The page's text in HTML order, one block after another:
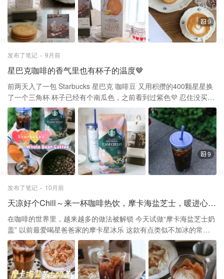
感，但又比普通黄油饼干松软 St Michel是来自法国西部的大西洋沿
岸， 是一个百年品牌，在法国🇫🇷家喻户晓 他们一直坚持手工工
艺，使用天然材料 这款法国黄油饼干更是他们的明星产品之一 被誉
为“可以吃的法式阳光” 它以高品质黄油、新鲜鸡蛋和小麦粉为主要
原料 不添加棕榈油、人造成分或防腐剂 确保每一口都能品尝到天然
轻微的焦糖甜味完美融合 特别适合作为下午茶点心，搭配咖啡超绝
它的复古包装更是先吸引到我的理由 包装设计采用典雅复古的法式
风格 既有现代简约感，又不失传统韵味 打开盒子又是独立的小小的
分享包 无论是作为日常小零食 还是送礼、招待客人，都是体面又美
味的选择 现在，就让这块经典的法国黄油饼干 唤醒你对美好生活的
热爱吧💕
9
发布了笔记 9月前
星巴克咖啡的香气里也有杯子的温度🤎
前两天入了一包 Starbucks 星巴克 咖啡豆 又用积攒的400颗星星换
了一个三角杯 杯子已经有个南瓜色，之前看到过紫色💜 忍住没买，
后来一直念念不忘 这次又遇见，看来缘分已到 年初就看上的杯子现
在算是“免费”拥有了 豆子和杯子都超级喜欢💕 星巴克卖咖啡豆卖的
是品质 而咖啡杯卖的一种情怀～ 先说说咖啡豆Starbucks
Guatemala Casi Cielo 之前在App看到首页有推，粉嫩的包装很爱
西班牙语：Casi Cielo，意为“接近天空” 象征豆子在高海拔，靠近云
层的环境生长 这是季节性豆子也是限量的豆子 它的味道带有柠檬，
橙香、花香调 余味，巧克力和可可，酸度适中，醇度顺滑 豆子的新
鲜度可以通过咖啡机的压力表来判断 做意式浓缩的时候，萃取时压
咖啡液面都被油脂所覆盖，用它简单做个冰美式 冰美式做法很简
单： 冰块➕冰水再倒入意式浓缩就完成了✅ 冰美式装在紫色三角杯
简直太美了 除了有点娇气之外其他没毛病 只能手洗，不能放洗碗机
不能直接对着出冰口接冰 最好先放在一个容器里再缓慢倒入杯中 紫
色💜配冰美式，拿铁，抹茶应该也都挺好看的 自带吸管非常方便，
三角杯凑成对儿啦 北美溜街日常，我竟然超幸运地溜到了网红星巴
克三角杯 这些新出的星巴克杯子谁都想全部拥有吧❤️
9
发布了笔记 10月前
天凉好个Chill～来一杯咖啡热饮，摩卡海盐芝士，暖进心里刚刚好
在咖啡的世界里，越来越多的做法被解锁 今天试做“摩卡海盐芝士奶
盖” 以前最爱喝星爸爸家的摩卡星冰乐 这款有点类似不加冰的常温
版本 也顺便把冰箱里剩的奶油和奶油奶酪芝士消耗一下 这杯融合了
摩卡咖啡的浓郁巧克力香 海盐的微妙咸感与芝士奶盖的丝滑绵密 是
一杯从第一口就会爱上的咖啡饮品 ☕️材料 巧克力酱 奶油奶酪芝士
牛奶 意式浓缩咖啡 炼乳 海盐 可可粉 奶油 🌸步骤 ❶用巧克力酱在